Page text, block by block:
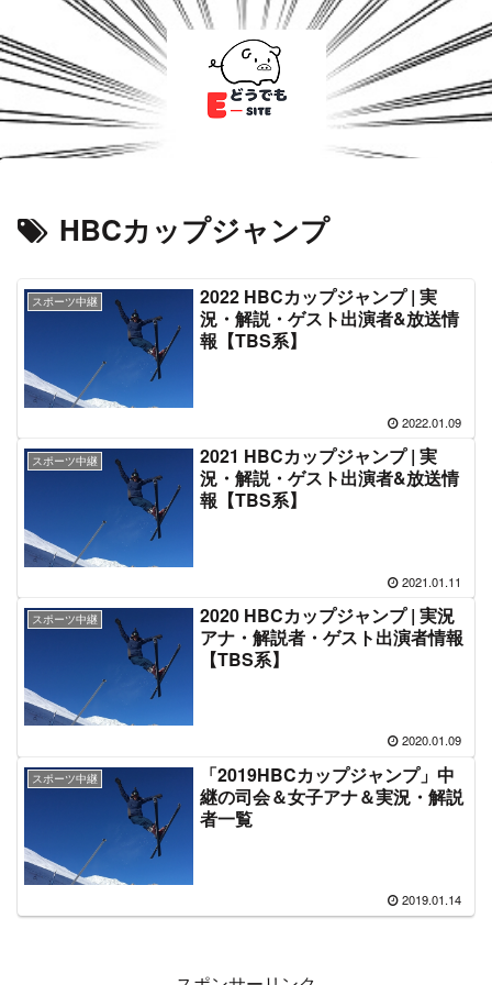
HBCカップジャンプ
スポーツ中継
2022 HBCカップジャンプ | 実
況・解説・ゲスト出演者&放送情
報【TBS系】
2022.01.09
スポーツ中継
2021 HBCカップジャンプ | 実
況・解説・ゲスト出演者&放送情
報【TBS系】
2021.01.11
スポーツ中継
2020 HBCカップジャンプ | 実況
アナ・解説者・ゲスト出演者情報
【TBS系】
2020.01.09
スポーツ中継
「2019HBCカップジャンプ」中
継の司会＆女子アナ＆実況・解説
者一覧
2019.01.14